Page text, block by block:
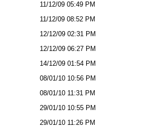
11/12/09 05:49 PM
11/12/09 08:52 PM
12/12/09 02:31 PM
12/12/09 06:27 PM
14/12/09 01:54 PM
08/01/10 10:56 PM
08/01/10 11:31 PM
29/01/10 10:55 PM
29/01/10 11:26 PM